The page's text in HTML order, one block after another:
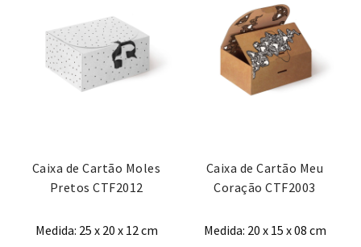
Caixa de Cartão Moles
Pretos CTF2012
Medida: 25 x 20 x 12 cm
Caixa de Cartão Meu
Coração CTF2003
Medida: 20 x 15 x 08 cm